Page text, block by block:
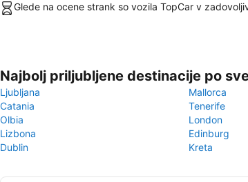
Glede na ocene strank so vozila TopCar v
Najbolj priljubljene destinacije po
Ljubljana
Mallorca
Catania
Tenerife
Olbia
London
Lizbona
Edinburg
Dublin
Kreta